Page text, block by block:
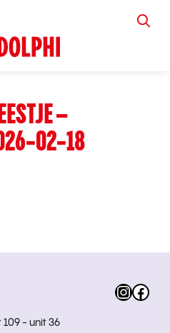
VIA
–
02-18
- unit 36